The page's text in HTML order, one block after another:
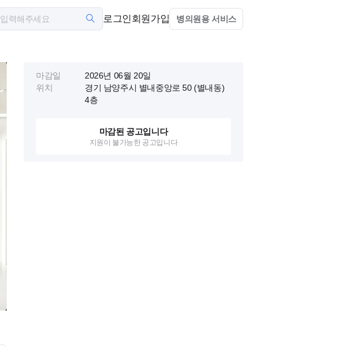
로그인회원가입 병의원용 서비스
마감일
2026년 06월 20일
위치
경기 남양주시 별내중앙로 50 (별내동)
4층
마감된 공고입니다
지원이 불가능한 공고입니다